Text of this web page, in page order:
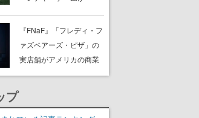
PC（Steam）向けに2026
年秋発売へ。手描きアー
トの雰囲気が良すぎる最
『FNaF』「フレディ・フ
ァズベアーズ・ピザ」の
実店舗がアメリカの商業
施設「American Dream」
プ